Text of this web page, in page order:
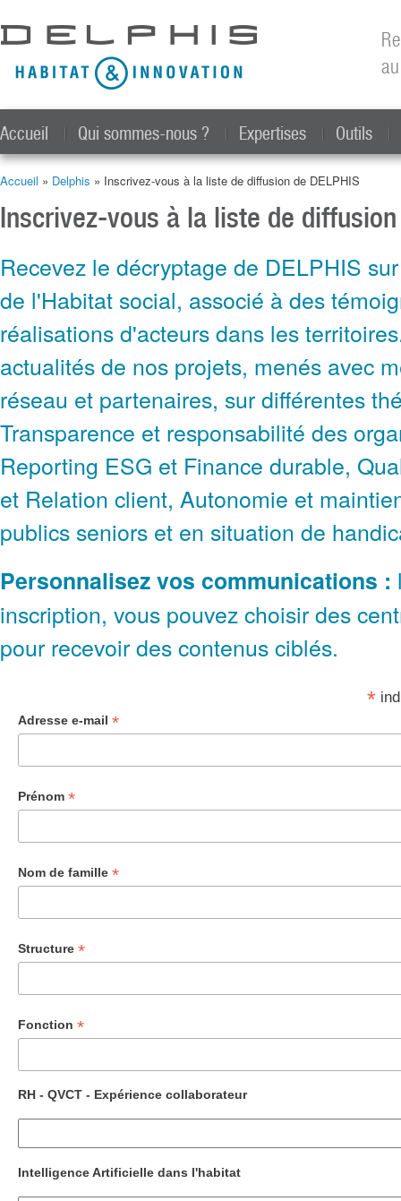
Accueil Qui sommes-nous ? Expertises Outils
Accueil » Delphis » Inscrivez-vous à la liste de diffusion de DELPHIS
Inscrivez-vous à la liste de diffusion
Recevez le décryptage de DELPHIS
de l'Habitat social, associé à des
réalisations d'acteurs dans les
actualités de nos projets, menés avec
réseau et partenaires, sur différentes
Transparence et responsabilité des
Reporting ESG et Finance durable,
et Relation client, Autonomie et
publics seniors et en situation de
Personnalisez vos communications :
inscription, vous pouvez choisir des
pour recevoir des contenus ciblés.
*
Adresse e-mail *
Prénom *
Nom de famille *
Structure *
Fonction *
RH - QVCT - Expérience collaborateur
Intelligence Artificielle dans l'habitat